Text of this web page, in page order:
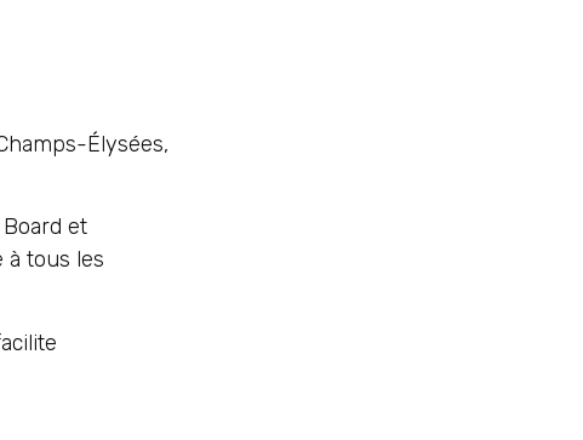
Élysées,
et
à tous les